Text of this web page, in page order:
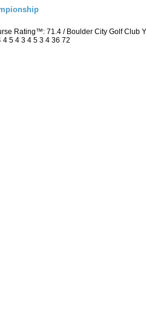
Rating™: 71.4 / Boulder City Golf
5 4 3 4 5 3 4 36 72